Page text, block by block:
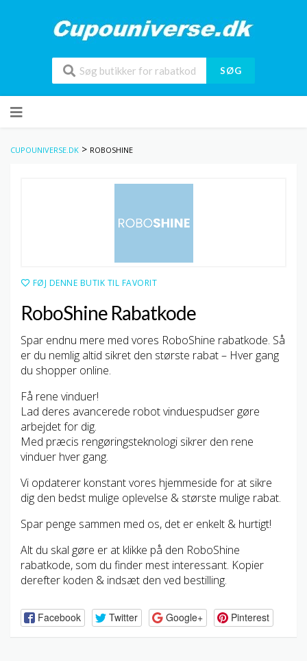
SØG
to
CUPOUNIVERSE.DK > ROBOSHINE
FØJ DENNE BUTIK TIL FAVORIT
RoboShine Rabatkode
Spar endnu mere med vores RoboShine rabatkode. Så
er du nemlig altid sikret den største rabat – Hver gang
du shopper online.
Få rene vinduer!
Lad deres avancerede robot vinduespudser gøre
arbejdet for dig.
Med præcis rengøringsteknologi sikrer den rene
vinduer hver gang.
Vi opdaterer konstant vores hjemmeside for at sikre
dig den bedst mulige oplevelse & største mulige rabat.
Spar penge sammen med os, det er enkelt & hurtigt!
Alt du skal gøre er at klikke på den RoboShine
rabatkode, som du finder mest interessant. Kopier
derefter koden & indsæt den ved bestilling.
Facebook Twitter Google+ Pinterest